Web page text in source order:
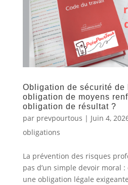
Obligation de sécurité de
obligation de moyens
obligation de résultat ?
par prevpourtous | Juin 4,
obligations
La prévention des risques
pas d’un simple devoir moral
une obligation légale